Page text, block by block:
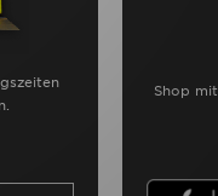
Shop